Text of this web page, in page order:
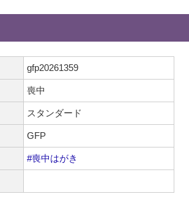
gfp20261359
喪中
スタンダード
GFP
#喪中はがき